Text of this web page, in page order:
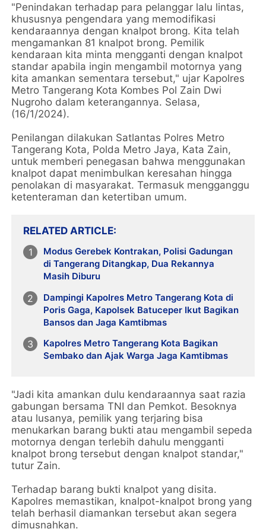
"Penindakan terhadap para pelanggar lalu lintas,
khususnya pengendara yang memodifikasi
kendaraannya dengan knalpot brong. Kita telah
mengamankan 81 knalpot brong. Pemilik
kendaraan kita minta mengganti dengan knalpot
standar apabila ingin mengambil motornya yang
kita amankan sementara tersebut," ujar Kapolres
Metro Tangerang Kota Kombes Pol Zain Dwi
Nugroho dalam keterangannya. Selasa,
(16/1/2024).
Penilangan dilakukan Satlantas Polres Metro
Tangerang Kota, Polda Metro Jaya, Kata Zain,
untuk memberi penegasan bahwa menggunakan
knalpot dapat menimbulkan keresahan hingga
penolakan di masyarakat. Termasuk mengganggu
ketenteraman dan ketertiban umum.
RELATED ARTICLE
Modus Gerebek Kontrakan, Polisi Gadungan
di Tangerang Ditangkap, Dua Rekannya
Masih Diburu
Dampingi Kapolres Metro Tangerang Kota di
Poris Gaga, Kapolsek Batuceper Ikut Bagikan
Bansos dan Jaga Kamtibmas
Kapolres Metro Tangerang Kota Bagikan
Sembako dan Ajak Warga Jaga Kamtibmas
"Jadi kita amankan dulu kendaraannya saat razia
gabungan bersama TNI dan Pemkot. Besoknya
atau lusanya, pemilik yang terjaring bisa
menukarkan barang bukti atau mengambil sepeda
motornya dengan terlebih dahulu mengganti
knalpot brong tersebut dengan knalpot standar,"
tutur Zain.
Terhadap barang bukti knalpot yang disita.
Kapolres memastikan, knalpot-knalpot brong yang
telah berhasil diamankan tersebut akan segera
dimusnahkan.